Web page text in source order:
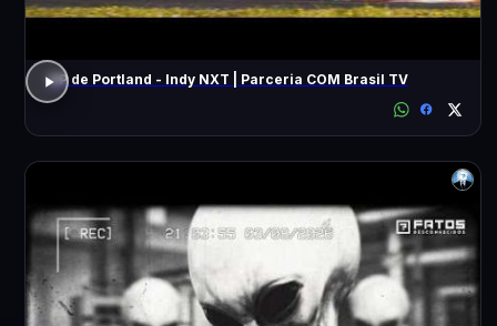
GP de Portland - Indy NXT | Parceria COM Brasil TV